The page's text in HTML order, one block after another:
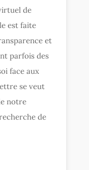
de
est faite
et
parfois des
face aux
se veut
notre
de